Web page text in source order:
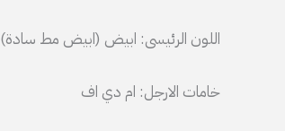
اللون الرئيسى: ابيض (ابيض مط سادة)
خامات الارجل: ام دي اف